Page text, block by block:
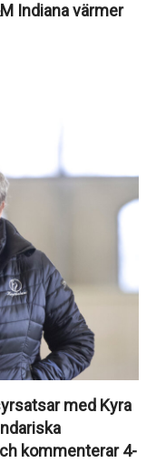
Indiana värmer
med Kyra
kommenterar 4-